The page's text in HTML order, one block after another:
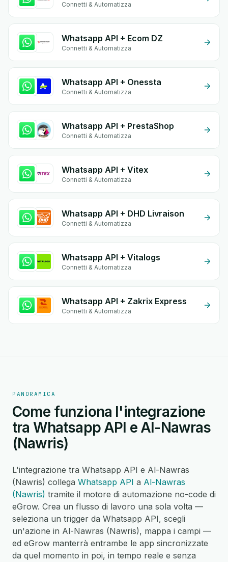
Connetti & Automatizza
Whatsapp API + Ecom DZ
Connetti & Automatizza
Whatsapp API + Onessta
Connetti & Automatizza
Whatsapp API + PrestaShop
Connetti & Automatizza
Whatsapp API + Vitex
Connetti & Automatizza
Whatsapp API + DHD Livraison
Connetti & Automatizza
Whatsapp API + Vitalogs
Connetti & Automatizza
Whatsapp API + Zakrix Express
Connetti & Automatizza
PANORAMICA
Come funziona l'integrazione
tra Whatsapp API e Al-Nawras
(Nawris)
L'integrazione tra Whatsapp API e Al-Nawras
(Nawris) collega Whatsapp API a Al-Nawras
(Nawris) tramite il motore di automazione no-code di
eGrow. Crea un flusso di lavoro una sola volta —
seleziona un trigger da Whatsapp API, scegli
un'azione in Al-Nawras (Nawris), mappa i campi —
ed eGrow manterrà entrambe le app sincronizzate
da quel momento in poi, in tempo reale e senza